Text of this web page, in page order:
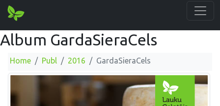
Album GardaSieraCels
Home Publ 2016 GardaSieraCels